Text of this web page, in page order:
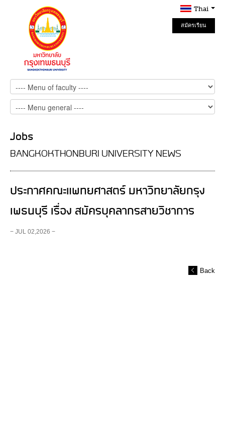
Thai
สมัครเรียน
Online
Jobs
BANGKOKTHONBURI UNIVERSITY NEWS
ประกาศคณะแพทยศาสตร์ มหาวิทยาลัยกรุง
เพธนบุรี เรื่อง สมัครบุคลากรสายวิชาการ
− JUL 02,2026 −
Back